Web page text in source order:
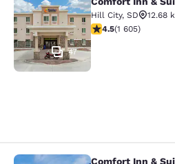
Comfort Inn &
47
Hill City, SD
12.68
4.54 étoiles.
4.5(1 605)
Comfort Inn &